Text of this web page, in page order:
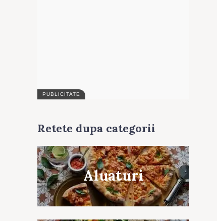
Retete dupa categorii
Aluaturi